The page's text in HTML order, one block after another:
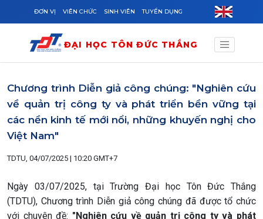
Skip to main content
ĐƠN VỊ VIÊN CHỨC SINH VIÊN TUYỂN DỤNG
ĐẠI HỌC TÔN ĐỨC THẮNG
Chương trình Diễn giả công chúng: "Nghiên cứu
về quản trị công ty và phát triển bền vững tại
các nền kinh tế mới nổi, những khuyến nghị cho
Việt Nam"
TDTU, 04/07/2025 | 10:20 GMT+7
Ngày 03/07/2025, tại Trường Đại học Tôn Đức Thắng
(TDTU), Chương trình Diễn giả công chúng đã được tổ chức
với chuyên đề: "Nghiên cứu về quản trị công ty và phát